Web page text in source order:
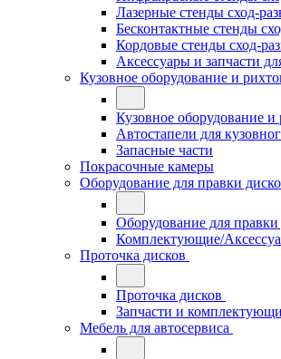
Лазерные стенды сход-
Бесконтактные стенды
Кордовые стенды сход-
Аксессуары и запчасти
Кузовное оборудование и
Кузовное оборудование и
Автостапели для
Запасные части
Покрасочные камеры
Оборудование для правки
Оборудование для правки
Комплектующие/
Проточка дисков
Проточка дисков
Запчасти и
Мебель для автосервиса